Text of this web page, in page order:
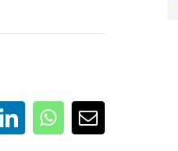
LinkedInWhatsApp
E-